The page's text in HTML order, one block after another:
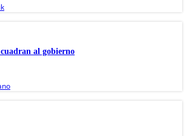
al gobierno